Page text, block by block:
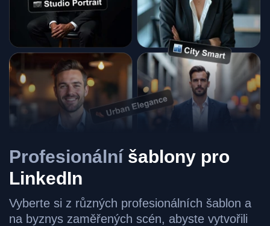
Profesionálníšablony pro
LinkedIn
Vyberte si z různých profesionálních šablon a
na byznys zaměřených scén, abyste vytvořili